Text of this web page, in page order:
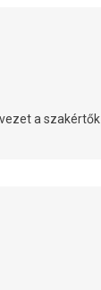
a szakértők